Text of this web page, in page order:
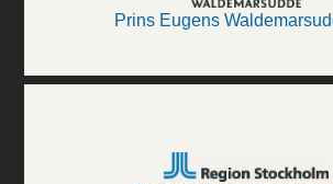
Prins Eugens